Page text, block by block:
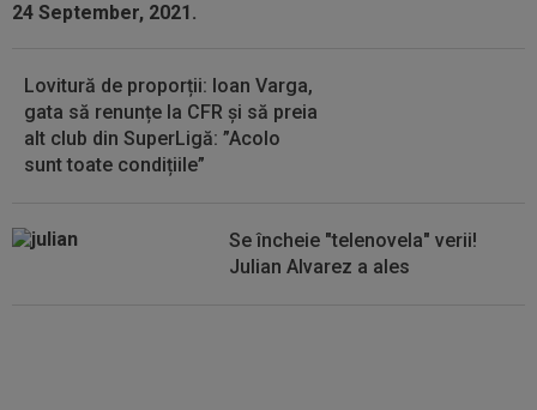
Madrid!
Lovitură de proporții: Ioan Varga,
gata să renunțe la CFR și să preia
alt club din SuperLigă: ”Acolo
sunt toate condițiile”
Se încheie "telenovela" verii!
Julian Alvarez a ales